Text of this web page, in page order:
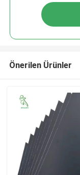
Önerilen Ürünler